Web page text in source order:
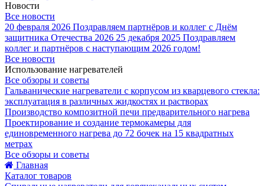
Новости
Все новости
20 февраля 2026 Поздравляем партнёров и коллег с Днём
защитника Отечества 2026 25 декабря 2025 Поздравляем
коллег и партнёров с наступающим 2026 годом!
Все новости
Использование нагревателей
Все обзоры и советы
Гальванические нагреватели с корпусом из кварцевого стекла:
эксплуатация в различных жидкостях и растворах
Производство композитной печи предварительного нагрева
Проектирование и создание термокамеры для
единовременного нагрева до 72 бочек на 15 квадратных
метрах
Все обзоры и советы
Главная
Каталог товаров